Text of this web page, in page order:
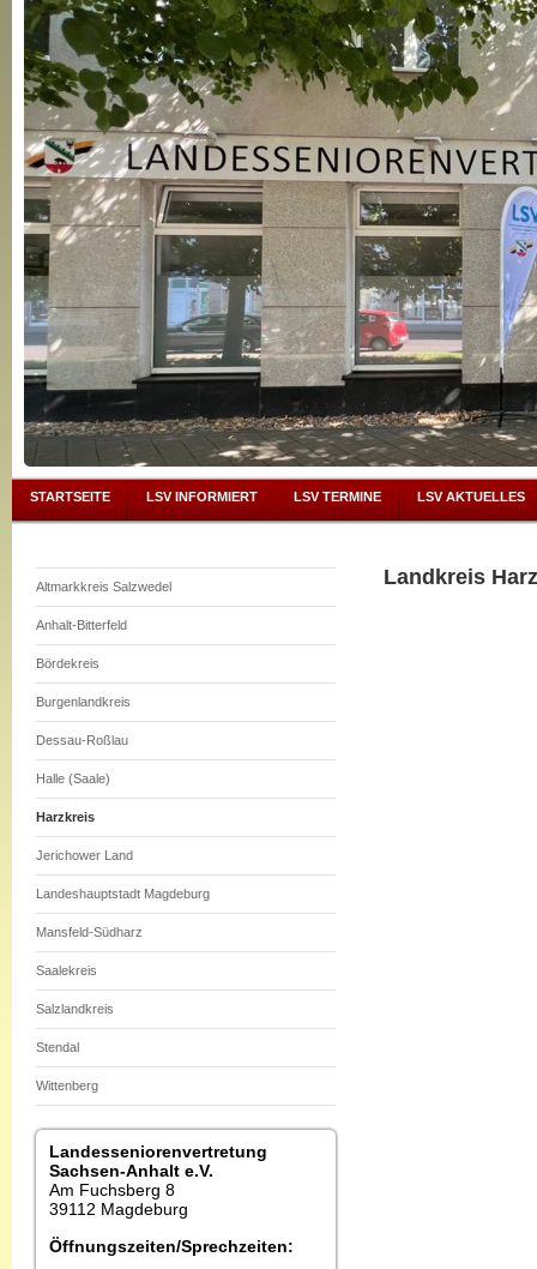
STARTSEITE LSV INFORMIERT LSV TERMINE LSV AKTUELLES
Altmarkkreis Salzwedel
Anhalt-Bitterfeld
Bördekreis
Burgenlandkreis
Dessau-Roßlau
Halle (Saale)
Harzkreis
Jerichower Land
Landeshauptstadt Magdeburg
Mansfeld-Südharz
Saalekreis
Salzlandkreis
Stendal
Wittenberg
Landesseniorenvertretung
Sachsen-Anhalt e.V.
Am Fuchsberg 8
39112 Magdeburg
Öffnungszeiten/Sprechzeiten:
Landkreis